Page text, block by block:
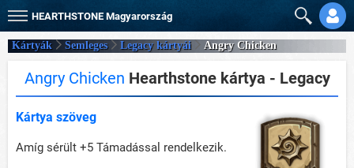
HEARTHSTONE Magyarország
Kártyák Semleges Legacy kártyái Angry Chicken
Angry Chicken Hearthstone kártya - Legacy
Kártya szöveg
Amíg sérült +5 Támadással rendelkezik.